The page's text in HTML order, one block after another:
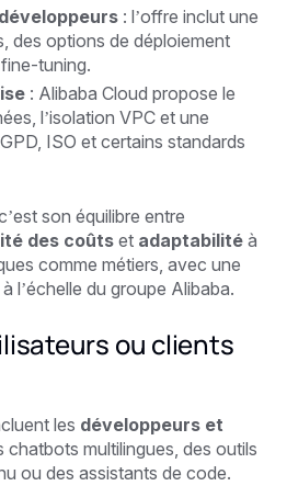
: l’offre inclut une
des options de déploiement
tuning.
: Alibaba Cloud propose le
l’isolation VPC et une
ISO et certains standards
son équilibre entre
des coûts et adaptabilité à
comme métiers, avec une
l’échelle du groupe Alibaba.
ou clients
les développeurs et
chatbots multilingues, des outils
ou des assistants de code.